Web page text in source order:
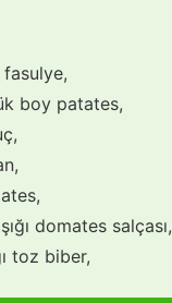
boy patates,
domates salçası,
toz biber,